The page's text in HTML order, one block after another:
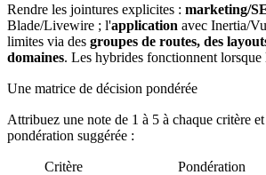
Rendre les jointures explicites : marketing/
Blade/Livewire ; l'application avec Inertia/
limites via des groupes de routes, des
domaines. Les hybrides fonctionnent lorsque
Une matrice de décision pondérée
Attribuez une note de 1 à 5 à chaque critère
pondération suggérée :
Critère Pondération